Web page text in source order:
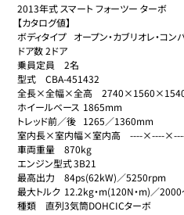
2013年式 スマート フォーツー ターボ
【カタログ値】
ボディタイプ	オープン・カブリオレ・コンバーチブル
ドア数	2ドア
乗員定員	2名
型式	CBA-451432
全長×全幅×全高	2740×1560×1540mm
ホイールベース	1865mm
トレッド前／後	1265／1360mm
室内長×室内幅×室内高	----×----×----mm
車両重量	870kg
エンジン型式	3B21
最高出力	84ps(62kW)／5250rpm
最大トルク	12.2kg・m(120N・m)／2000～4750rpm
種類	直列3気筒DOHCICターボ